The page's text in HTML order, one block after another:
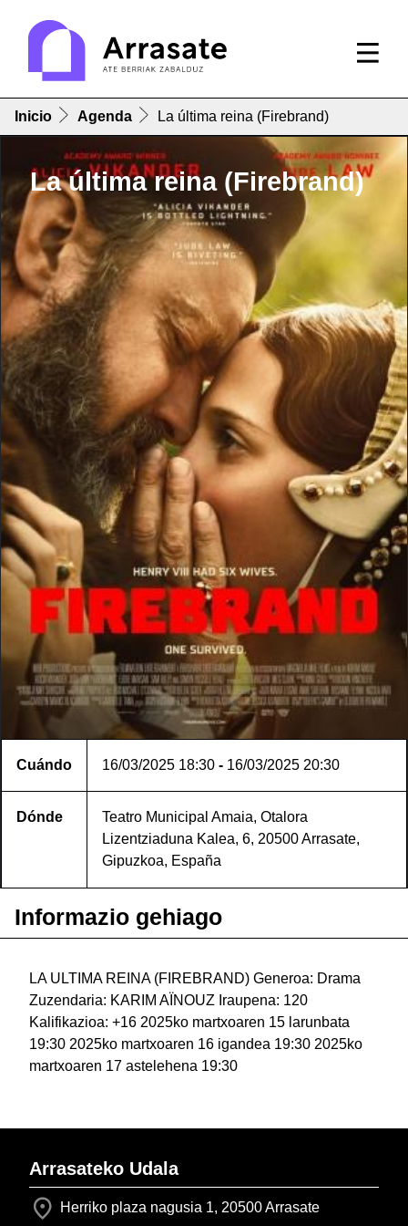
Inicio Agenda La última reina (Firebrand)
La última reina (Firebrand)
Cuándo 16/03/2025 18:30 - 16/03/2025 20:30
Dónde
Teatro Municipal Amaia, Otalora
Lizentziaduna Kalea, 6, 20500 Arrasate,
Gipuzkoa, España
Informazio gehiago
LA ULTIMA REINA (FIREBRAND) Generoa: Drama
Zuzendaria: KARIM AÏNOUZ Iraupena: 120
Kalifikazioa: +16 2025ko martxoaren 15 larunbata
19:30 2025ko martxoaren 16 igandea 19:30 2025ko
martxoaren 17 astelehena 19:30
Arrasateko Udala
Herriko plaza nagusia 1, 20500 Arrasate